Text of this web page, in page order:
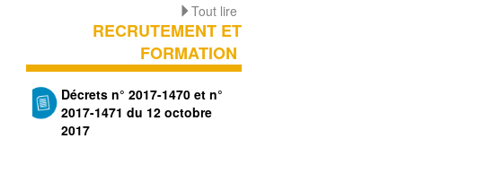
Tout lire
RECRUTEMENT ET
FORMATION
Décrets n° 2017-1470 et n°
2017-1471 du 12 octobre
2017